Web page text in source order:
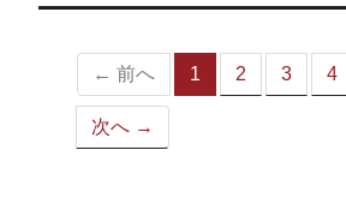
← 前へ 1
（こ
2 3 4
次へ →